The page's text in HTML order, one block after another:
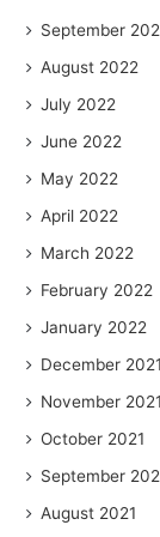
September
August 2022
July 2022
June 2022
May 2022
April 2022
March 2022
February 2022
January 2022
December 2021
November 2021
October 2021
September
August 2021